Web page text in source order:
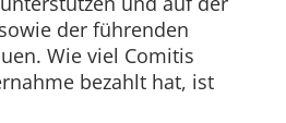
der führenden
Wie viel Comitis
bezahlt hat, ist